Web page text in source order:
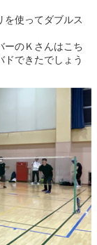
を使ってダブルス
ーのＫさんはこち
ドできたでしょう